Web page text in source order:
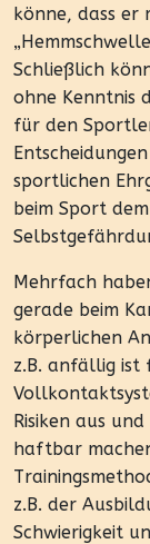
könne, dass er
Schließlich
ohne Kenntnis
für den
sportlichen
beim Sport
Mehrfach
gerade beim
körperlichen
z.B. anfällig ist
Risiken aus
haftbar
z.B. der
Schwierigkeit